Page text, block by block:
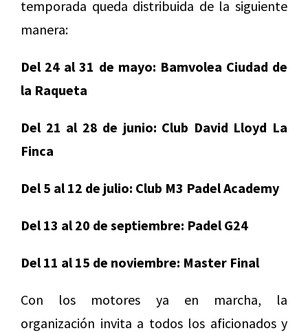
temporada queda distribuida de la siguiente
manera:
Del 24 al 31 de mayo: Bamvolea Ciudad de
la Raqueta
Del 21 al 28 de junio: Club David Lloyd La
Finca
Del 5 al 12 de julio: Club M3 Padel Academy
Del 13 al 20 de septiembre: Padel G24
Del 11 al 15 de noviembre: Master Final
Con los motores ya en marcha, la
organización invita a todos los aficionados y